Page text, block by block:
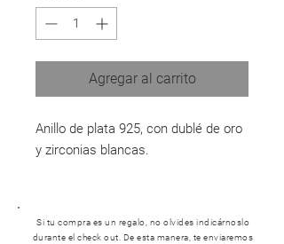
Agregar al carrito
Anillo de plata 925, con dublé de oro
y zirconias blancas.
Si tu compra es un regalo, no olvides indicárnoslo
durante el check out. De esta manera, te enviaremos